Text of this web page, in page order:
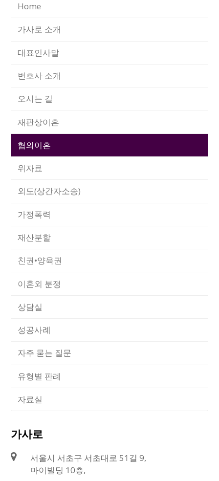
한다는 점을 유의하셔야 합니다.
– 재산분할청구 : 이혼한 날로부터 2년
를 하고서도, 이미 합의서를 작성하였으므로 어쩔 수 없다고 생각
하더라도, 실제 협의이혼이 이루어지지 않는 이상 그와 같은 위자
료∙재산분할 합의는 효력이 발생하지 않습니다.
대법원 1995. 10. 12. 선고 95다23156 판결
가. 재산분할에 관한 협의는 혼인 중 당사자 쌍방의 협력으
로 이룩한 재산의 분할에 관하여 이미 이혼을 마친 당사자
가리키는 것인바, 그 중
협의상 이혼할 것을 약정하면서 이를 전제로 하여 위 재산분
할에 관한 협의를 하는 경우에 있어서는, 특별한 사정이 없
건으로 하여 조건부 의사표시가 행하여지는 것
어진 경우에 한하여 그 협의의 효력이 발생하는 것이지,
떠한 원인으로든지 협의상 이혼이 이루어지지 아니하고 혼
의 소에 의하여 재판상 이혼(화해 또는 조정에 의한 이혼을
인하여 효력이 발생하지 않는다.
나. 협의이혼을 전제로 재산분할의 약정을 한 후 재판상 이
혼이 이루어진 경우, 재판상 이혼 후 또는 재판상 이혼과 함
의가 이루어지지 아니하는 한, 이혼소송과 별도의 절차로 또
심판을 청구하여야 하는 것이지(이에 따라
의가 이루어진 경위 등을 민법 제839조의2 제2항 소정 ‘기타
관한 협의의 효력이 유지됨을 전제로 하여 민사소송으로써
그 협의 내용 자체의 이행을 구할 수는 없다.
협의이혼을 하지 않는 이상 부당한 위자료∙재산분할 합의가 효력
이혼의사 확인을 하여서는 안됩니다.
률전문가의 자문을 받지 않으시는 경우가 많습니다.
하지만 협의이혼 합의란 상대방과 조건에 대한 협상을 한다는 것
그러한 협상을 한다는 것은 목적지를 알지 못한 상태에서 길을 가
부디 협의이혼 절차에 있어서도 부당하게 권리를 잃지 않도록 전
드립니다.
Home
가사로 소개
대표인사말
변호사 소개
오시는 길
재판상이혼
협의이혼
위자료
외도(상간자소송)
가정폭력
재산분할
친권•양육권
이혼외 분쟁
상담실
성공사례
자주 묻는 질문
유형별 판례
자료실
가사로
서울시 서초구 서초대로 51길 9,
마이빌딩 10층,